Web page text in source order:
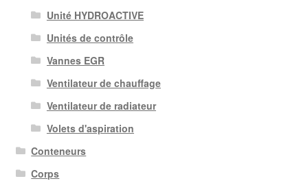
Unité HYDROACTIVE
Unités de contrôle
Vannes EGR
Ventilateur de chauffage
Ventilateur de radiateur
Volets d'aspiration
Conteneurs
Corps